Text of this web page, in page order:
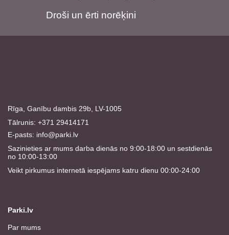
Droši un ērti norēķini
Rīga, Ganību dambis 29b, LV-1005
Tālrunis: +371 29414171
E-pasts: info@parki.lv
Sazinieties ar mums darba dienās no 9:00-18:00 un sestdienās
no 10:00-13:00
Veikt pirkumus internetā iespējams katru dienu 00:00-24:00
Parki.lv
Par mums